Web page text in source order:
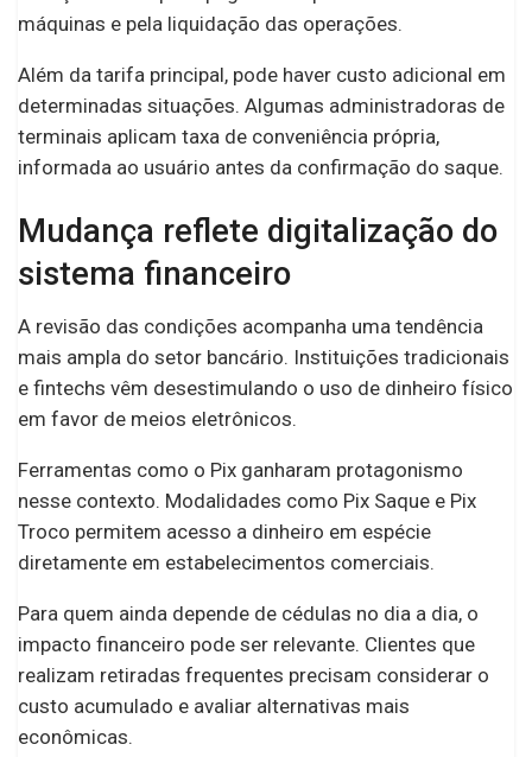
máquinas e pela liquidação das operações.
Além da tarifa principal, pode haver custo adicional em
determinadas situações. Algumas administradoras de
terminais aplicam taxa de conveniência própria,
informada ao usuário antes da confirmação do saque.
Mudança reflete digitalização do
sistema financeiro
A revisão das condições acompanha uma tendência
mais ampla do setor bancário. Instituições tradicionais
e fintechs vêm desestimulando o uso de dinheiro físico
em favor de meios eletrônicos.
Ferramentas como o Pix ganharam protagonismo
nesse contexto. Modalidades como Pix Saque e Pix
Troco permitem acesso a dinheiro em espécie
diretamente em estabelecimentos comerciais.
Para quem ainda depende de cédulas no dia a dia, o
impacto financeiro pode ser relevante. Clientes que
realizam retiradas frequentes precisam considerar o
custo acumulado e avaliar alternativas mais
econômicas.